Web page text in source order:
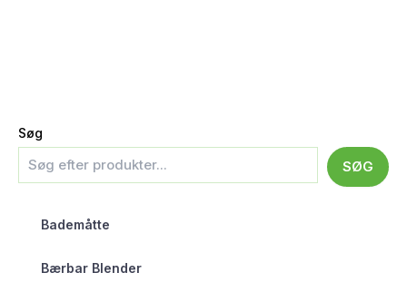
Søg
SØG
Bademåtte
Bærbar Blender